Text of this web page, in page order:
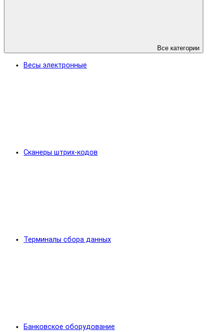
Все категории
Весы электронные
Сканеры штрих-кодов
Терминалы сбора данных
Банковское оборудование